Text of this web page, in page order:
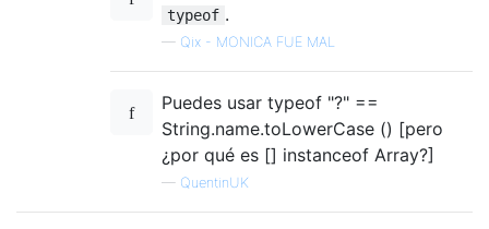
typeof .
— Qix - MONICA FUE MAL
Puedes usar typeof "?" ==
String.name.toLowerCase () [pero
¿por qué es [] instanceof Array?]
— QuentinUK